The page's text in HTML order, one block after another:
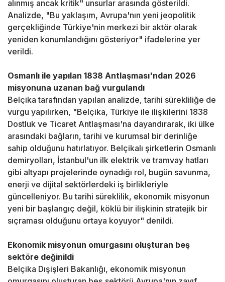
alınmış ancak kritik" unsurlar arasında gösterildi.
Analizde, "Bu yaklaşım, Avrupa'nın yeni jeopolitik
gerçekliğinde Türkiye'nin merkezi bir aktör olarak
yeniden konumlandığını gösteriyor" ifadelerine yer
verildi.
Osmanlı ile yapılan 1838 Antlaşması'ndan 2026
misyonuna uzanan bağ vurgulandı
Belçika tarafından yapılan analizde, tarihi sürekliliğe de
vurgu yapılırken, "Belçika, Türkiye ile ilişkilerini 1838
Dostluk ve Ticaret Antlaşması'na dayandırarak, iki ülke
arasındaki bağların, tarihi ve kurumsal bir derinliğe
sahip olduğunu hatırlatıyor. Belçikalı şirketlerin Osmanlı
demiryolları, İstanbul'un ilk elektrik ve tramvay hatları
gibi altyapı projelerinde oynadığı rol, bugün savunma,
enerji ve dijital sektörlerdeki iş birlikleriyle
güncelleniyor. Bu tarihi süreklilik, ekonomik misyonun
yeni bir başlangıç değil, köklü bir ilişkinin stratejik bir
sıçraması olduğunu ortaya koyuyor" denildi.
Ekonomik misyonun omurgasını oluşturan beş
sektöre değinildi
Belçika Dışişleri Bakanlığı, ekonomik misyonun